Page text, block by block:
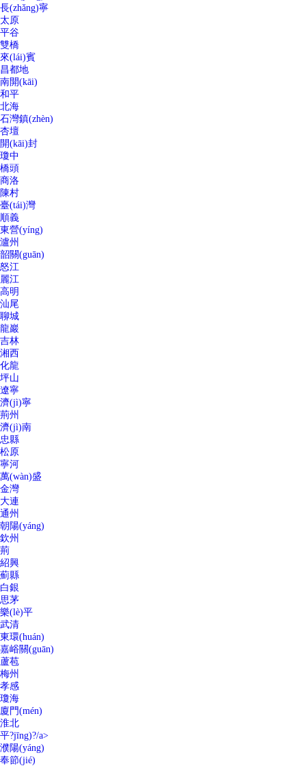
長(zhǎng)寧
太原
平谷
雙橋
來(lái)賓
昌都地
南開(kāi)
和平
北海
石灣鎮(zhèn)
杏壇
開(kāi)封
瓊中
橋頭
商洛
陳村
臺(tái)灣
順義
東營(yíng)
瀘州
韶關(guān)
怒江
麗江
高明
汕尾
聊城
龍巖
吉林
湘西
化龍
坪山
遼寧
濟(jì)寧
荊州
濟(jì)南
忠縣
松原
寧河
萬(wàn)盛
金灣
大連
通州
朝陽(yáng)
欽州
荊
紹興
薊縣
白銀
思茅
樂(lè)平
武清
東環(huán)
嘉峪關(guān)
蘆苞
梅州
孝感
瓊海
廈門(mén)
淮北
平?jīng)?/a>
濮陽(yáng)
奉節(jié)